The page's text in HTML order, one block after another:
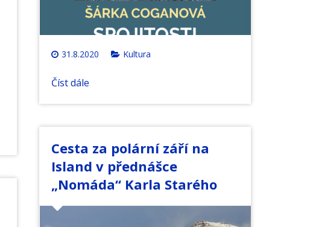
31.8.2020 Kultura
Číst dále
Cesta za polární září na
Island v přednášce
„Nomáda“ Karla Starého